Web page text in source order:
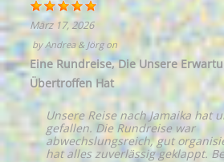
März 17, 2026
byAndrea & Jörgon
Eine Rundreise, Die Unsere
Übertroffen Hat
Unsere Reise nach Jamaika hat
gefallen. Die Rundreise war
abwechslungsreich, gut
hat alles zuverlässig geklappt.